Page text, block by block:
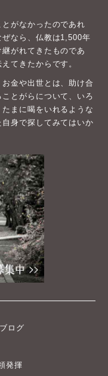
がなかったのであれ
なら、仏教は1,500年
がれてきたものであ
てきたからです。
金や出世とは、助け合
とがらについて、いろ
まに喝をいれるような
身で探してみてはいか
ログ
発揮